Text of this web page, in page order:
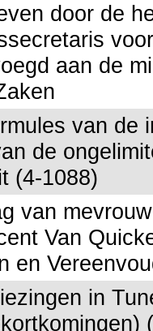
door de
aan de
van de
de
(4-1088)
van
Van
en
in